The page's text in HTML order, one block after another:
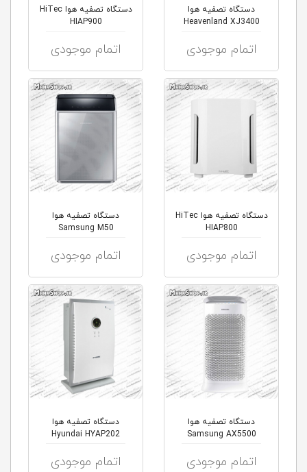
دستگاه تصفیه هوا
Heavenland XJ3400
اتمام موجودی
دستگاه تصفیه هوا HiTec
HIAP900
اتمام موجودی
دستگاه تصفیه هوا HiTec
HIAP800
اتمام موجودی
دستگاه تصفیه هوا
Samsung M50
اتمام موجودی
دستگاه تصفیه هوا
Samsung AX5500
اتمام موجودی
دستگاه تصفیه هوا
Hyundai HYAP202
اتمام موجودی